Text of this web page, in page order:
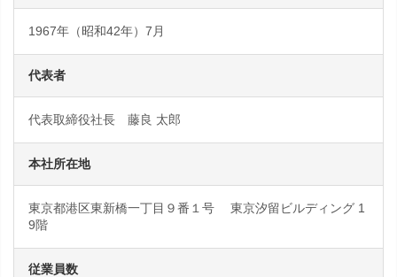
1967年（昭和42年）7月
代表者
代表取締役社長 藤良 太郎
本社所在地
東京都港区東新橋一丁目９番１号 東京汐留ビルディング 1
9階
従業員数